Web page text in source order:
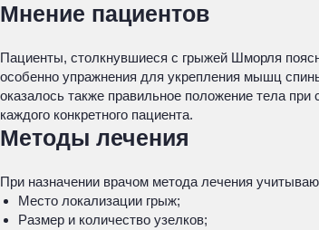
Мнение пациентов
Пациенты, столкнувшиеся с грыжей Шморля
особенно упражнения для укрепления мышц
оказалось также правильное положение тела
каждого конкретного пациента.
Методы лечения
При назначении врачом метода лечения
Место локализации грыж;
Размер и количество узелков;